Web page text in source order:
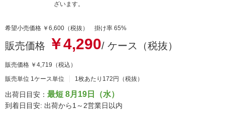
ざいます。
希望小売価格 ￥6,600（税抜） 掛け率 65%
販売価格 ￥4,290/ ケース（税抜）
販売価格 ￥4,719 （税込）
販売単位 1ケース単位
1枚あたり172円（税抜）
出荷日目安： 最短 8月19日（水）
到着日目安: 出荷から1～2営業日以内